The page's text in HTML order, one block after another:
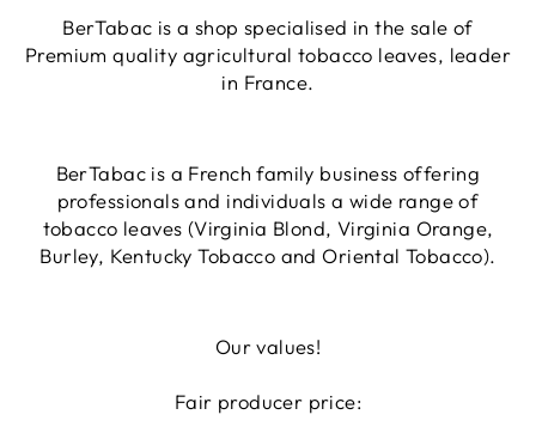
BerTabac is a shop specialised in the sale of
Premium quality agricultural tobacco leaves, leader
in France.
BerTabac is a French family business offering
professionals and individuals a wide range of
tobacco leaves (Virginia Blond, Virginia Orange,
Burley, Kentucky Tobacco and Oriental Tobacco).
Our values!
Fair producer price: